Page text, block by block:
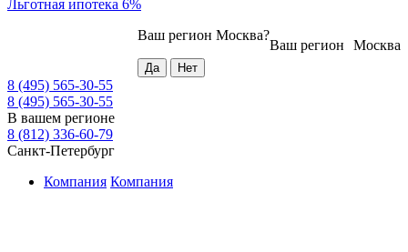
Льготная ипотека 6%
Москва
Ваш регион
Ваш регион Москва?
8 (495) 565-30-55
8 (495) 565-30-55
В вашем регионе
8 (812) 336-60-79
Санкт-Петербург
Компания Компания